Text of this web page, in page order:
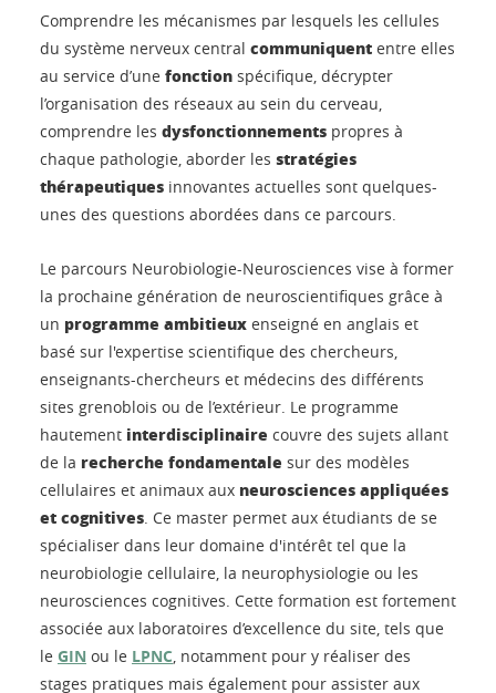
Comprendre les mécanismes par lesquels les cellules
du système nerveux central communiquent entre elles
au service d’une fonction spécifique, décrypter
l’organisation des réseaux au sein du cerveau,
comprendre les dysfonctionnements propres à
chaque pathologie, aborder les stratégies
thérapeutiques innovantes actuelles sont quelques-
unes des questions abordées dans ce parcours.
Le parcours Neurobiologie-Neurosciences vise à former
la prochaine génération de neuroscientifiques grâce à
un programme ambitieux enseigné en anglais et
basé sur l'expertise scientifique des chercheurs,
enseignants-chercheurs et médecins des différents
sites grenoblois ou de l’extérieur. Le programme
hautement interdisciplinaire couvre des sujets allant
de la recherche fondamentale sur des modèles
cellulaires et animaux aux neurosciences appliquées
et cognitives . Ce master permet aux étudiants de se
spécialiser dans leur domaine d'intérêt tel que la
neurobiologie cellulaire, la neurophysiologie ou les
neurosciences cognitives. Cette formation est fortement
associée aux laboratoires d’excellence du site, tels que
le GIN ou le LPNC , notamment pour y réaliser des
stages pratiques mais également pour assister aux